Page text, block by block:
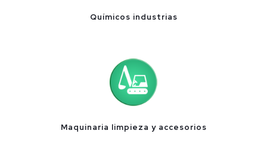
Químicos industrias
Maquinaria limpieza y accesorios